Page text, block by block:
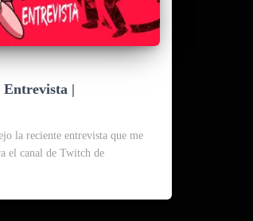
|
la reciente entrevista que me
el canal de Twitch de